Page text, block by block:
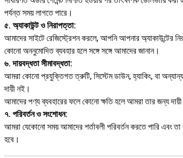
পর্যন্ত সময় লাগতে পারে।
৫. অ্যাকাউন্ট ও নিরাপত্তা:
আমাদের সাইটে রেজিস্ট্রেশন করলে, আপনি আপনার অ্যাকাউন্টের
কোনো অননুমোদিত ব্যবহার হলে সঙ্গে সঙ্গে আমাদের জানান।
৬. দায়বদ্ধতা সীমাবদ্ধতা:
আমরা কোনো প্রযুক্তিগত ত্রুটি, সিস্টেম ডাউন, হ্যাকিং, বা অন্যান্য
দায়ী নই।
আমাদের পণ্য ব্যবহারের ফলে কোনো ক্ষতি হলে আমরা তার জন্য
৭. পরিবর্তন ও সংশোধন:
আমরা যেকোনো সময় আমাদের শর্তাবলী পরিবর্তন করতে পারি এবং
হবে।